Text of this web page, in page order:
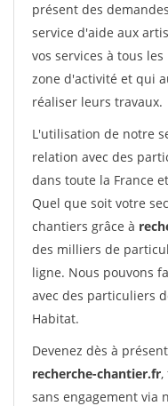
présent des
service d'aide aux
vos services à tous
zone d'activité et qui
réaliser leurs travaux.
L'utilisation de notre
relation avec des
dans toute la France
Quel que soit votre
chantiers grâce à
des milliers de
ligne. Nous pouvons
avec des particuliers
Habitat.
Devenez dès à
recherche-chantier.fr,
sans engagement via